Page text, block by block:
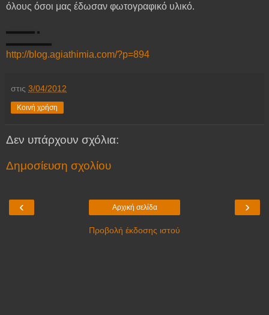
όλους όσοι μας έδωσαν φωτογραφικό υλικό.
http://blog.agiathimia.com/?p=894
στις 3/04/2012
Κοινή χρήση
Δεν υπάρχουν σχόλια:
Δημοσίευση σχολίου
‹ ›
Αρχική σελίδα
Προβολή έκδοσης ιστού